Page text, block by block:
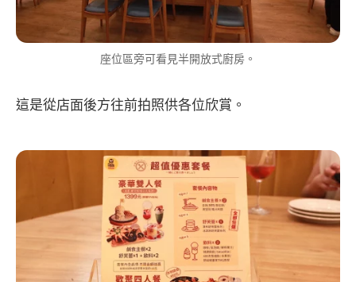
座位區旁可看見半開放式廚房。
這是從店面後方往前拍照供各位欣賞。